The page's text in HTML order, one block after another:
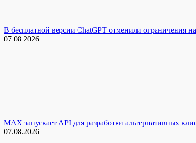
В бесплатной версии ChatGPT отменили ограничения на
07.08.2026
MAX запускает API для разработки альтернативных
07.08.2026